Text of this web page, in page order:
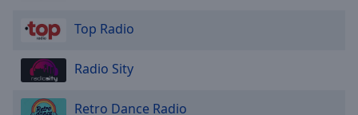
Top Radio
Radio Sity
Retro Dance Radio